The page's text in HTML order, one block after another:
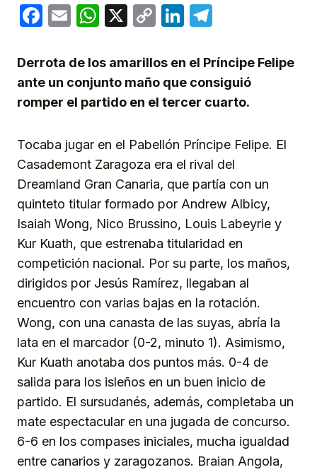
Facebook
EmailWhatsApp
X
CopyLinkedIn
Derrota de los amarillos en el Príncipe Felipe
ante un conjunto maño que consiguió
romper el partido en el tercer cuarto.
Tocaba jugar en el Pabellón Príncipe Felipe. El
Casademont Zaragoza era el rival del
Dreamland Gran Canaria, que partía con un
quinteto titular formado por Andrew Albicy,
Isaiah Wong, Nico Brussino, Louis Labeyrie y
Kur Kuath, que estrenaba titularidad en
competición nacional. Por su parte, los maños,
dirigidos por Jesús Ramírez, llegaban al
encuentro con varias bajas en la rotación.
Wong, con una canasta de las suyas, abría la
lata en el marcador (0-2, minuto 1). Asimismo,
Kur Kuath anotaba dos puntos más. 0-4 de
salida para los isleños en un buen inicio de
partido. El sursudanés, además, completaba un
mate espectacular en una jugada de concurso.
6-6 en los compases iniciales, mucha igualdad
entre canarios y zaragozanos. Braian Angola,